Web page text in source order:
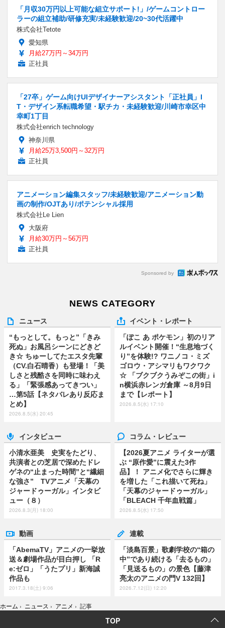
「月収30万円以上可能な組立サポート!」/ゲームコントロー
ラーの組立補助/研修充実/未経験歓迎/20~30代活躍中
株式会社Tetote
愛知県
月給27万円～34万円
正社員
「27卒」ゲーム向けUIデザイナーアシスタント「正社員」I
T・デザイン系転職希望・駅チカ・未経験歓迎/川崎市幸区中
幸町1丁目
株式会社enrich technology
神奈川県
月給25万3,500円～32万円
正社員
アニメーション編集スタッフ/未経験歓迎/アニメーション動
画の制作/OJTあり/ポテンシャル採用
株式会社Le Lien
大阪府
月給30万円～56万円
正社員
Sponsored by
NEWS CATEGORY
ニュース
“もっとして。もっと”「きみ
死ぬ」お風呂シーンにどきど
き☆ ちゅーしてたエスタ先輩
（CV.白石晴香）も登場！「美
しさと残酷さを同時に味わえ
る」「緊張感あってきつい」
…第5話【ネタバレあり反応ま
とめ】
2026.8.5(水) 20:45
イベント・レポート
「ぽこ あ ポケモン」初のリア
ルイベント開催！“生息地づく
り”を体験!? ワニノコ・ミズ
ゴロウ・アシマリもワクワク
☆ 「ブクブクうみぞこの街」i
n横浜赤レンガ倉庫 ～8月9日
まで【レポート】
2026.8.5(水) 17:10
インタビュー
小清水亜美 史実をたどり、
共演者との芝居で深めたドレ
ゲネの“止まった時間”と“繊細
な強さ” TVアニメ「天幕の
ジャードゥーガル」インタビ
ュー（８）
2026.8.3(月) 18:00
コラム・レビュー
【2026夏アニメ ライターが選
ぶ “原作愛”に震えた3作
品】！ アニメ化でさらに輝き
を増した「これ描いて死ね」
「天幕のジャードゥーガル」
「BLEACH 千年血戦篇」
2026.8.5(水) 17:50
動画
「AbemaTV」アニメの一挙放
送＆劇場作品が目白押し 「R
e:ゼロ」「うたプリ」新海誠
作品も
2017.3.18(土) 9:06
連載
「淡島百景」歌劇学校の“箱の
中”であり続ける「去るもの」
「見送るもの」の景色【藤津
亮太のアニメの門V 132回】
2026.7.12(日) 12:20
ホーム › ニュース › アニメ › 記事
TOP